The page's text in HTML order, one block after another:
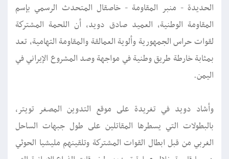
الحديدة - منبر المقاومة - خاصقال المتحدث الرسمي بإسم
المقاومة الوطنية، العميد صادق دويد، أن اللحمة المشتركة
لقوات حراس الجمهورية وألوية العمالقة والمقاومة التهامية، تعد
بمثابة خارطة طريق وطنية في مواجهة وصد المشروع الإيراني في
اليمن.
وأشاد دويد في تغريدة على موقع التدوين المصغر تويتر،
بالبطولات التي يسطرها المقاتلين على طول جبهات الساحل
الغربي من قبل ابطال القوات المشتركة وتلقينهم مليشيا الحوثي